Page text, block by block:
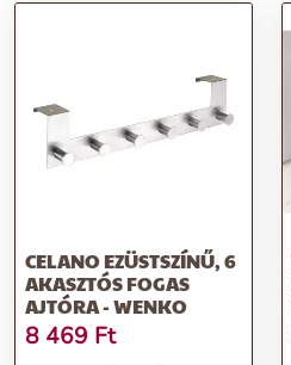
CELANO EZÜSTSZÍNŰ, 6
AKASZTÓS FOGAS
AJTÓRA - WENKO
8 469 Ft